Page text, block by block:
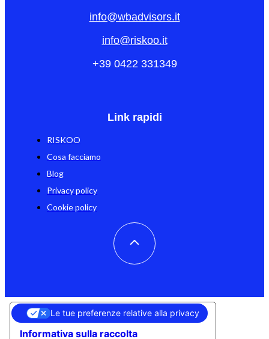
info@wbadvisors.it
info@riskoo.it
+39 0422 331349
Link rapidi
RISKOO
Cosa facciamo
Blog
Privacy policy
Cookie policy
Informativa sulla raccolta
Le tue preferenze relative alla privacy